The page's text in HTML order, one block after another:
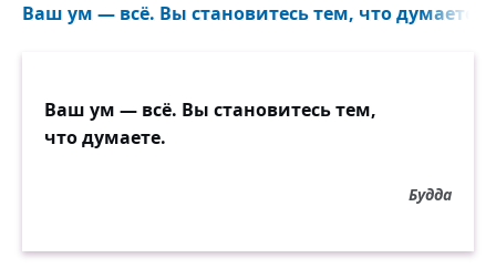
Ваш ум — всё. Вы становитесь тем, что думаете...
Ваш ум — всё. Вы становитесь тем,
что думаете.
Будда